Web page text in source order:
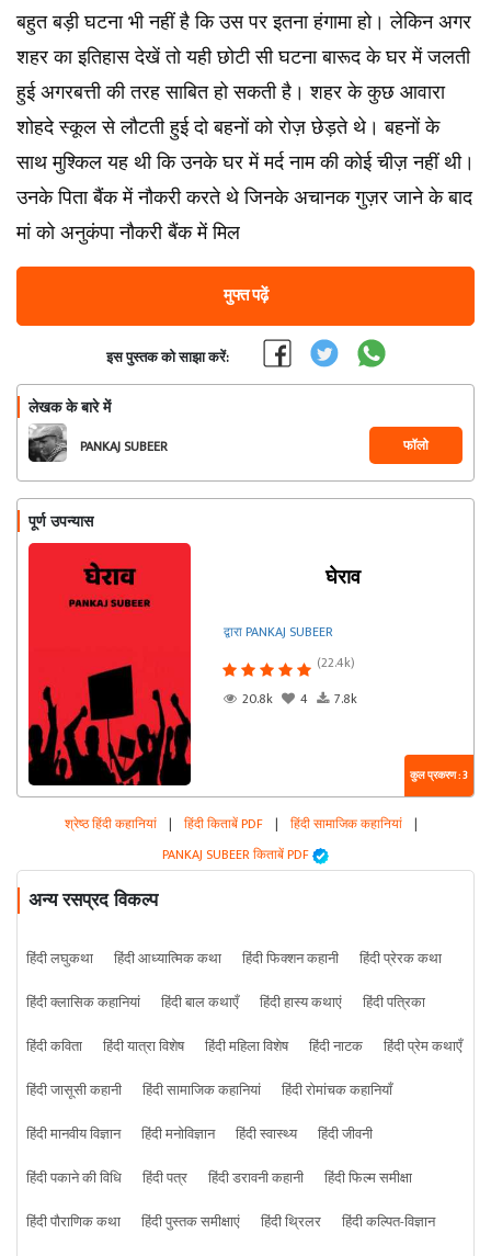
बहुत बड़ी घटना भी नहीं है कि उस पर इतना हंगामा हो। लेकिन अगर
शहर का इतिहास देखें तो यही छोटी सी घटना बारूद के घर में जलती
हुई अगरबत्ती की तरह साबित हो सकती है। शहर के कुछ आवारा
शोहदे स्कूल से लौटती हुई दो बहनों को रोज़ छेड़ते थे। बहनों के
साथ मुश्किल यह थी कि उनके घर में मर्द नाम की कोई चीज़ नहीं थी।
उनके पिता बैंक में नौकरी करते थे जिनके अचानक गुज़र जाने के बाद
मां को अनुकंपा नौकरी बैंक में मिल
मुफ्त पढ़ें
इस पुस्तक को साझा करें:
लेखक के बारे में
PANKAJ SUBEER फॉलो
पूर्ण उपन्यास
घेराव
द्वारा PANKAJ SUBEER
(22.4k)
20.8k
4 7.8k
कुल प्रकरण : 3
श्रेष्ठ हिंदी कहानियां | हिंदी किताबें PDF | हिंदी सामाजिक कहानियां |
PANKAJ SUBEER किताबें PDF
अन्य रसप्रद विकल्प
हिंदी लघुकथा हिंदी आध्यात्मिक कथा हिंदी फिक्शन कहानी
हिंदी प्रेरक कथा
हिंदी क्लासिक कहानियां
हिंदी बाल कथाएँ हिंदी हास्य कथाएं
हिंदी पत्रिका
हिंदी कविता
हिंदी यात्रा विशेष हिंदी महिला विशेष हिंदी नाटक
हिंदी प्रेम कथाएँ
हिंदी जासूसी कहानी
हिंदी सामाजिक कहानियां
हिंदी रोमांचक कहानियाँ
हिंदी मानवीय विज्ञान
हिंदी मनोविज्ञान हिंदी स्वास्थ्य
हिंदी जीवनी
हिंदी पकाने की विधि
हिंदी पत्र हिंदी डरावनी कहानी
हिंदी फिल्म समीक्षा
हिंदी पौराणिक कथा
हिंदी पुस्तक समीक्षाएं हिंदी थ्रिलर
हिंदी कल्पित-विज्ञान